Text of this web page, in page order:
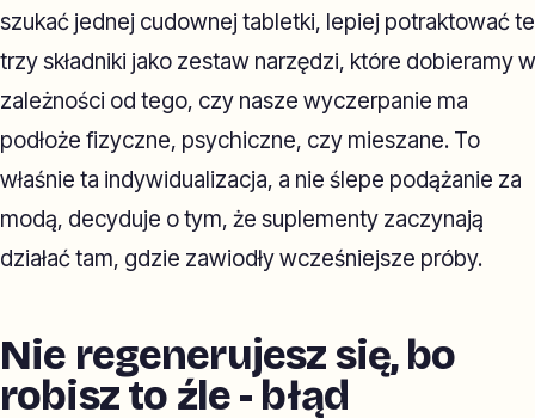
szukać jednej cudownej tabletki, lepiej potraktować te
trzy składniki jako zestaw narzędzi, które dobieramy w
zależności od tego, czy nasze wyczerpanie ma
podłoże fizyczne, psychiczne, czy mieszane. To
właśnie ta indywidualizacja, a nie ślepe podążanie za
modą, decyduje o tym, że suplementy zaczynają
działać tam, gdzie zawiodły wcześniejsze próby.
Nie regenerujesz się, bo
robisz to źle - błąd